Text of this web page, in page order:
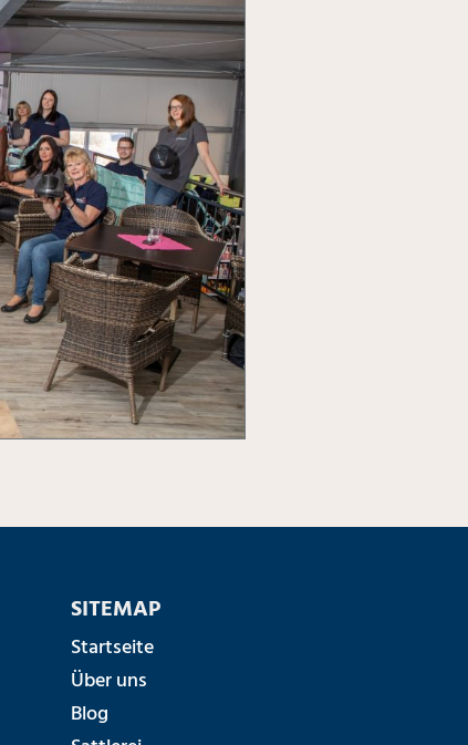
SITEMAP
Startseite
Über uns
Blog